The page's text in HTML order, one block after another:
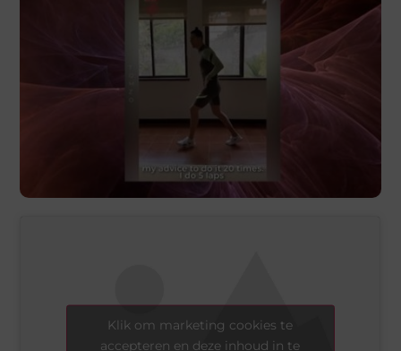
Klik om marketing cookies te
accepteren en deze inhoud in te